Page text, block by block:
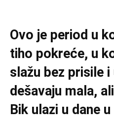
Ovo je period u
tiho pokreće, u
slažu bez prisile
dešavaju mala,
Bik ulazi u dane